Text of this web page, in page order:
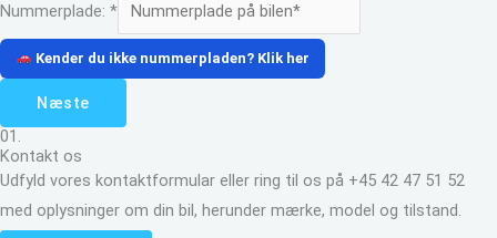
Nummerplade: *
Kender du ikke nummerpladen? Klik her
Næste
01.
Kontakt os
Udfyld vores kontaktformular eller ring til os på +45 42 47 51 52
med oplysninger om din bil, herunder mærke, model og tilstand.